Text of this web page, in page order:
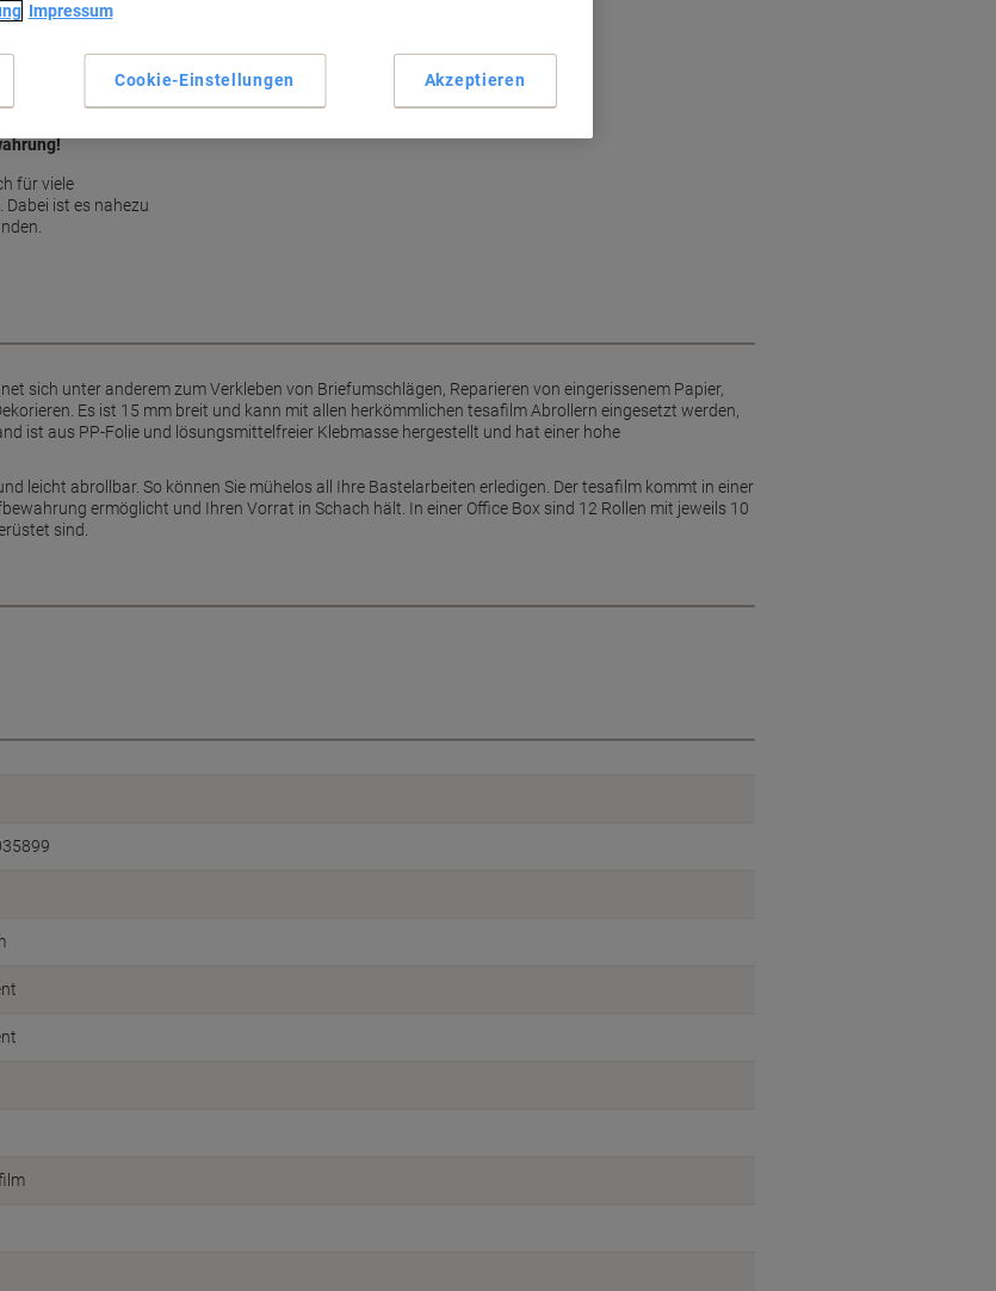
für viele
ist es nahezu
Mehr anzeigen
sich unter anderem zum Verkleben von Briefumschlägen, Reparieren von eingerissenem Papier,
Es ist 15 mm breit und kann mit allen herkömmlichen tesafilm Abrollern eingesetzt werden,
ist aus PP-Folie und lösungsmittelfreier Klebmasse hergestellt und hat einer hohe
leicht abrollbar. So können Sie mühelos all Ihre Bastelarbeiten erledigen. Der tesafilm kommt in einer
ermöglicht und Ihren Vorrat in Schach hält. In einer Office Box sind 12 Rollen mit jeweils 10
sind.
Impressum
Cookie-Einstellungen Akzeptieren